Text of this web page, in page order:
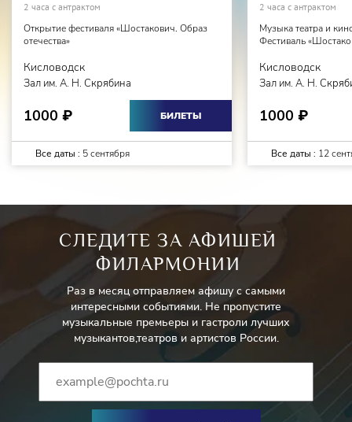
2 часа с антрактом
Открытие фестиваля «Шостакович. Образ
отечества»
Кисловодск
Зал им. А. Н. Скрябина
1000 ₽ БИЛЕТЫ
Все даты : 5 сентября
2 часа с антрактом
Музыка театра и
Фестиваль
Кисловодск
Зал им. А. Н.
1000 ₽
Все даты : 12
СЛЕДИТЕ ЗА АФИШЕЙ
ФИЛАРМОНИИ
Раз в месяц отправляем афишу с самыми
интересными событиями. Не пропустите
музыкальные премьеры и гастроли лучших
музыкантов,театров и артистов России.